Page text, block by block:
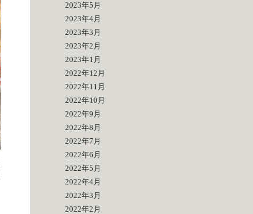
2023年5月
2023年4月
2023年3月
2023年2月
2023年1月
2022年12月
2022年11月
2022年10月
2022年9月
2022年8月
2022年7月
2022年6月
2022年5月
2022年4月
2022年3月
2022年2月